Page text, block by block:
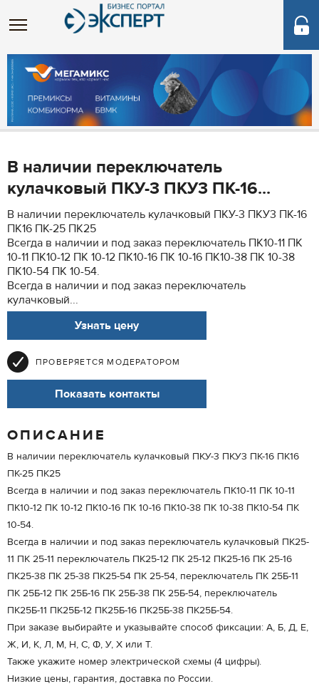
В наличии переключатель
кулачковый ПКУ-3 ПКУ3 ПК-16...
В наличии переключатель кулачковый ПКУ-3 ПКУ3 ПК-16
ПК16 ПК-25 ПК25
Всегда в наличии и под заказ переключатель ПК10-11 ПК
10-11 ПК10-12 ПК 10-12 ПК10-16 ПК 10-16 ПК10-38 ПК 10-38
ПК10-54 ПК 10-54.
Всегда в наличии и под заказ переключатель
кулачковый...
Узнать цену
ПРОВЕРЯЕТСЯ МОДЕРАТОРОМ
Показать контакты
ОПИСАНИЕ
В наличии переключатель кулачковый ПКУ-3 ПКУ3 ПК-16 ПК16
ПК-25 ПК25
Всегда в наличии и под заказ переключатель ПК10-11 ПК 10-11
ПК10-12 ПК 10-12 ПК10-16 ПК 10-16 ПК10-38 ПК 10-38 ПК10-54 ПК
10-54.
Всегда в наличии и под заказ переключатель кулачковый ПК25-
11 ПК 25-11 переключатель ПК25-12 ПК 25-12 ПК25-16 ПК 25-16
ПК25-38 ПК 25-38 ПК25-54 ПК 25-54, переключатель ПК 25Б-11
ПК 25Б-12 ПК 25Б-16 ПК 25Б-38 ПК 25Б-54, переключатель
ПК25Б-11 ПК25Б-12 ПК25Б-16 ПК25Б-38 ПК25Б-54.
При заказе выбирайте и указывайте способ фиксации: А, Б, Д, Е,
Ж, И, К, Л, М, Н, С, Ф, У, Х или Т.
Также укажите номер электрической схемы (4 цифры).
Низкие цены, гарантия, доставка по России.